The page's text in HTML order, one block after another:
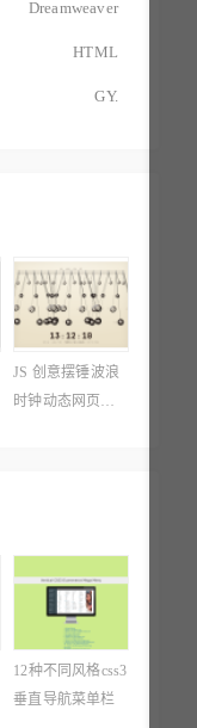
Dreamweaver
HTML
GY.
JS 创意摆锤波浪
时钟动态网页特
12种不同风格css3
垂直导航菜单栏